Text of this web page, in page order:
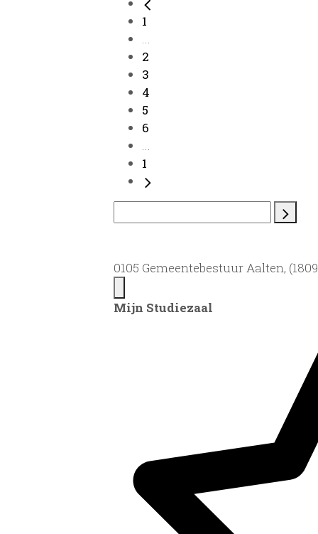
1
...
2
3
4
5
6
...
1
0105 Gemeentebestuur Aalten,
Mijn Studiezaal